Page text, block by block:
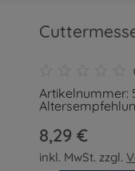
Artikelnummer:
8,29 €
inkl. MwSt. zzgl.